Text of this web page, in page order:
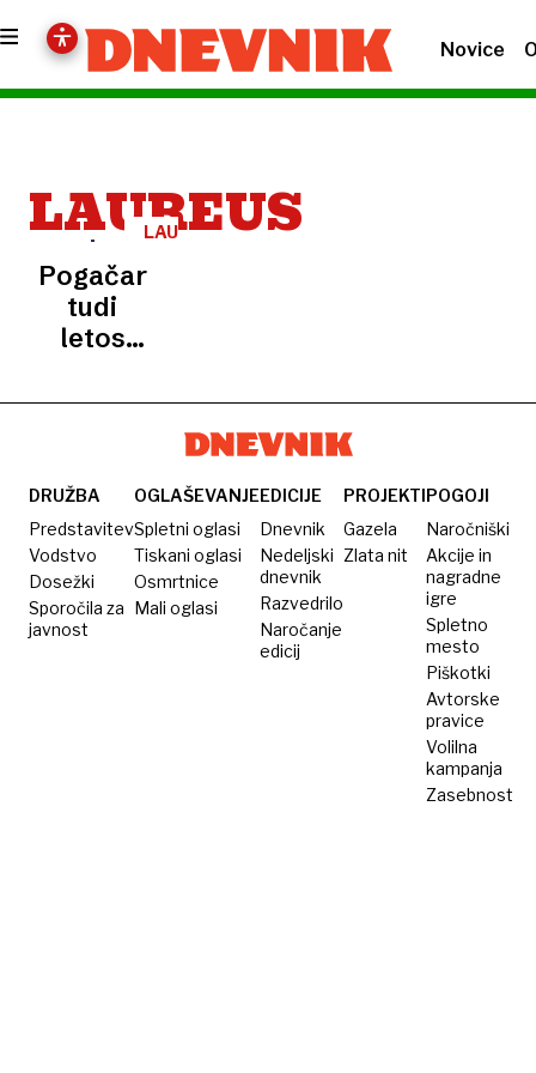
Novice
LAUREUS
LAUREUS
Pogačar
tudi
letos
brez
DRUŽBA
Predstavitev
Vodstvo
Dosežki
Sporočila za
javnost
OGLAŠEVANJE
Spletni oglasi
Tiskani oglasi
Osmrtnice
Mali oglasi
EDICIJE
Dnevnik
Nedeljski
dnevnik
Razvedrilo
Naročanje
edicij
PROJEKTI
Gazela
Zlata nit
POGOJI
Naročniški
Akcije in
nagradne
igre
Spletno
mesto
Piškotki
Avtorske
pravice
Volilna
kampanja
Zasebnost